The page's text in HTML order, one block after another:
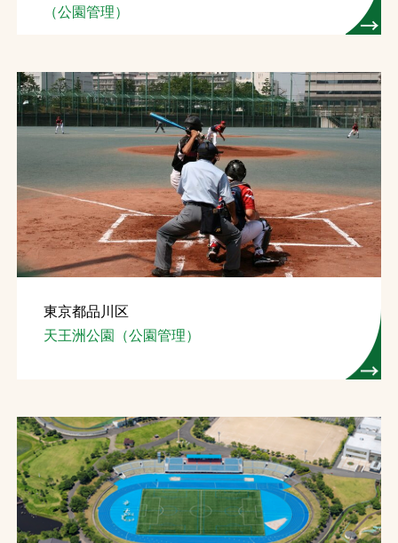
（公園管理）
東京都品川区
天王洲公園（公園管理）